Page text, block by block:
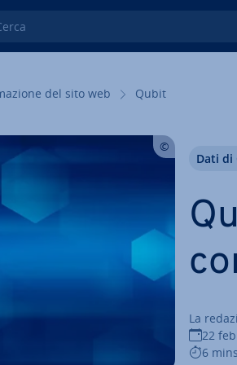
del sito web Qubit
La
22
6 mins
Dati di